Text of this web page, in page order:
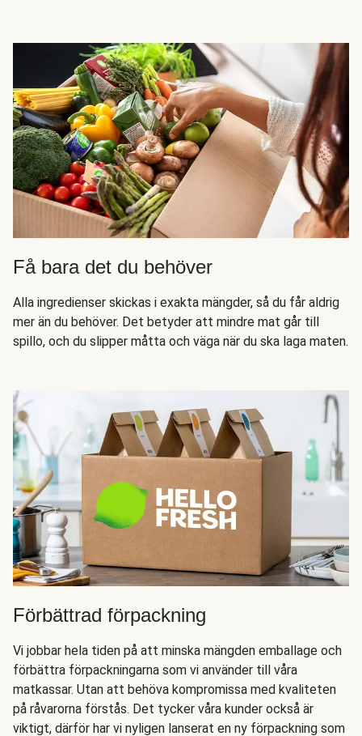
Få bara det du behöver
Alla ingredienser skickas i exakta mängder, så du får aldrig
mer än du behöver. Det betyder att mindre mat går till
spillo, och du slipper måtta och väga när du ska laga maten.
Förbättrad förpackning
Vi jobbar hela tiden på att minska mängden emballage och
förbättra förpackningarna som vi använder till våra
matkassar. Utan att behöva kompromissa med kvaliteten
på råvarorna förstås. Det tycker våra kunder också är
viktigt, därför har vi nyligen lanserat en ny förpackning som